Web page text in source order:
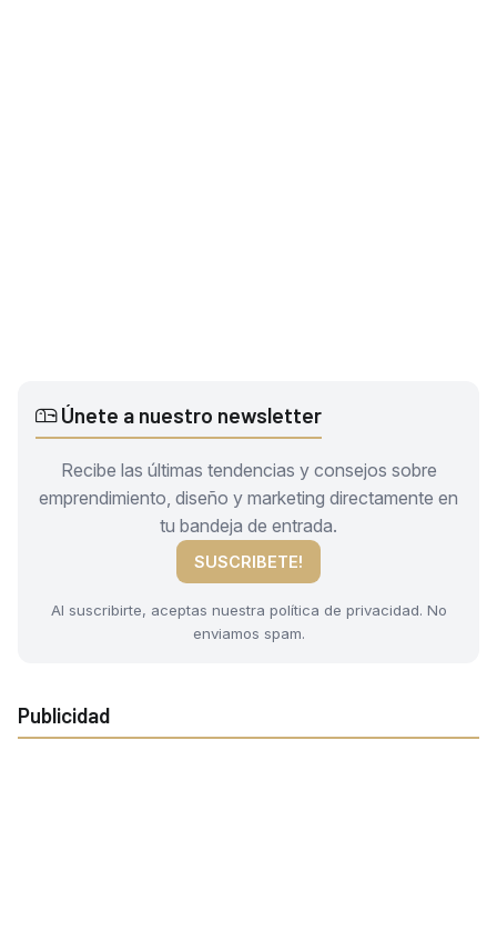
Únete a nuestro newsletter
Recibe las últimas tendencias y consejos sobre
emprendimiento, diseño y marketing directamente en
tu bandeja de entrada.
SUSCRIBETE!
Al suscribirte, aceptas nuestra política de privacidad. No
enviamos spam.
Publicidad